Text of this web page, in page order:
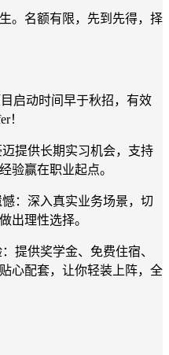
。名额有限，先到先得，择
启动时间早于秋招，有效
！
提供长期实习机会，支持
验赢在职业起点。
：深入真实业务场景，切
出理性选择。
提供奖学金、免费住宿、
心配套，让你轻装上阵，全